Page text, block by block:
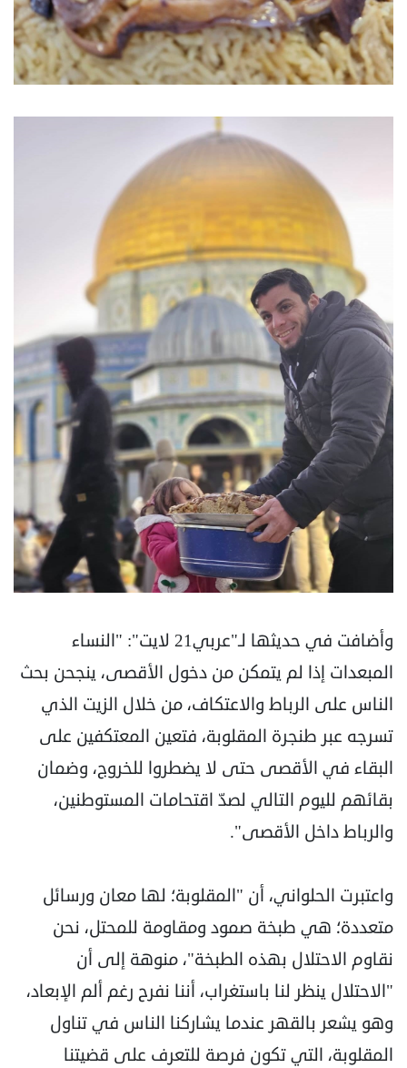
وأضافت في حديثها لـ"عربي21 لايت": "النساء
المبعدات إذا لم يتمكن من دخول الأقصى، ينجحن بحث
الناس على الرباط والاعتكاف، من خلال الزيت الذي
تسرجه عبر طنجرة المقلوبة، فتعين المعتكفين على
البقاء في الأقصى حتى لا يضطروا للخروج، وضمان
بقائهم لليوم التالي لصدّ اقتحامات المستوطنين،
والرباط داخل الأقصى".
واعتبرت الحلواني، أن "المقلوبة؛ لها معان ورسائل
متعددة؛ هي طبخة صمود ومقاومة للمحتل، نحن
نقاوم الاحتلال بهذه الطبخة"، منوهة إلى أن
"الاحتلال ينظر لنا باستغراب، أننا نفرح رغم ألم الإبعاد،
وهو يشعر بالقهر عندما يشاركنا الناس في تناول
المقلوبة، التي تكون فرصة للتعرف على قضيتنا